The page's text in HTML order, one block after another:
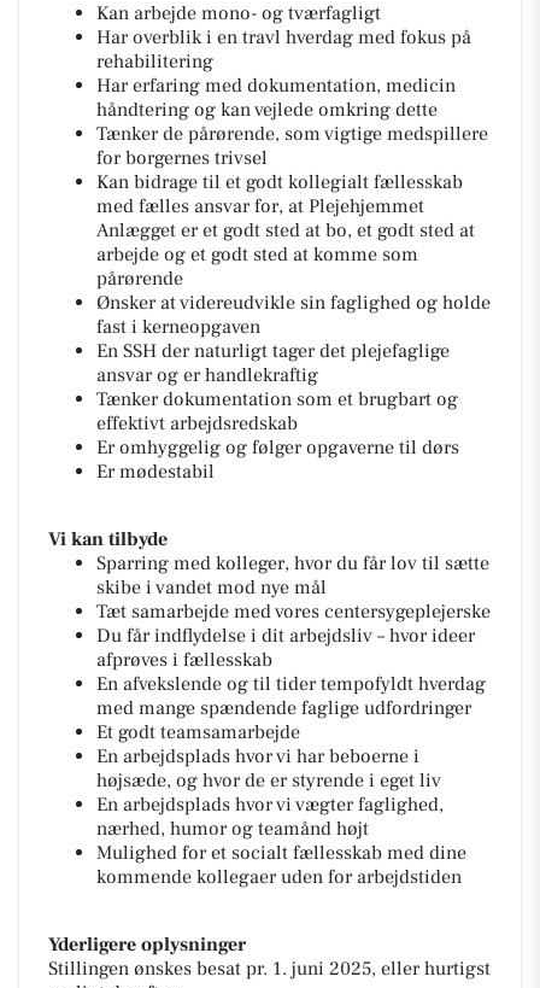
Kan arbejde mono- og tværfagligt
Har overblik i en travl hverdag med fokus på
rehabilitering
Har erfaring med dokumentation, medicin
håndtering og kan vejlede omkring dette
Tænker de pårørende, som vigtige medspillere
for borgernes trivsel
Kan bidrage til et godt kollegialt fællesskab
med fælles ansvar for, at Plejehjemmet
Anlægget er et godt sted at bo, et godt sted at
arbejde og et godt sted at komme som
pårørende
Ønsker at videreudvikle sin faglighed og holde
fast i kerneopgaven
En SSH der naturligt tager det plejefaglige
ansvar og er handlekraftig
Tænker dokumentation som et brugbart og
effektivt arbejdsredskab
Er omhyggelig og følger opgaverne til dørs
Er mødestabil
Vi kan tilbyde
Sparring med kolleger, hvor du får lov til sætte
skibe i vandet mod nye mål
Tæt samarbejde med vores centersygeplejerske
Du får indflydelse i dit arbejdsliv – hvor ideer
afprøves i fællesskab
En afvekslende og til tider tempofyldt hverdag
med mange spændende faglige udfordringer
Et godt teamsamarbejde
En arbejdsplads hvor vi har beboerne i
højsæde, og hvor de er styrende i eget liv
En arbejdsplads hvor vi vægter faglighed,
nærhed, humor og teamånd højt
Mulighed for et socialt fællesskab med dine
kommende kollegaer uden for arbejdstiden
Yderligere oplysninger
Stillingen ønskes besat pr. 1. juni 2025, eller hurtigst